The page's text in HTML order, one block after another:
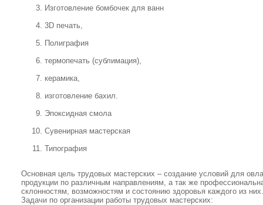
Изготовление бомбочек для ванн
3D печать,
Полиграфия
термопечать (сублимация),
керамика,
изготовление бахил.
Эпоксидная смола
Сувенирная мастерская
Типография
Основная цель трудовых мастерских – создание условий для
продукции по различным направлениям, а так же
склонностям, возможностям и состоянию здоровья каждого из них.
Задачи по организации работы трудовых мастерских: